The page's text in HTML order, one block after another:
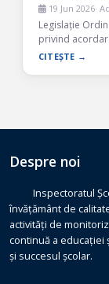
19 Jun 2026·
Legislație
privind
CITEȘTE →
Despre noi
Inspectoratul
învățământ de
activități de
continuă a educației
și succesul școlar.